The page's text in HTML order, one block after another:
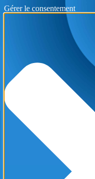
Gérer le consentement